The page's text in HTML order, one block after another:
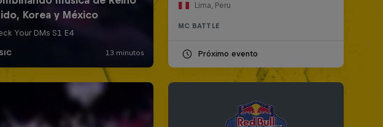
Lima, Peru
MC BATTLE
Próximo evento